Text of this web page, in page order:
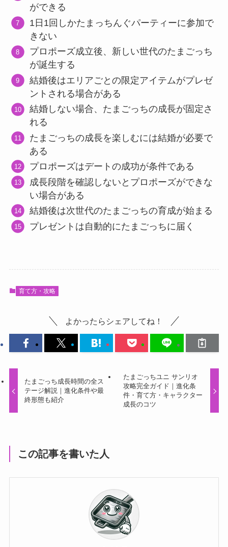
ができる
1日1回しかたまっちんぐパーティーに参加で
きない
プロポーズ成立後、新しい世代のたまごっち
が誕生する
結婚後はエリアごとの限定アイテムがプレゼ
ントされる場合がある
結婚しない場合、たまごっちの成長が固定さ
れる
たまごっちの成長を楽しむには結婚が必要で
ある
プロポーズはデートの成功が条件である
成長段階を確認しないとプロポーズができな
い場合がある
結婚後は次世代のたまごっちの育成が始まる
プレゼントは自動的にたまごっちに届く
育て方・攻略
よかったらシェアしてね！
たまごっち成長時間の全ス
テージ解説｜進化条件や最
終形態も紹介
たまごっちユニ サンリオ
攻略完全ガイド｜進化条
件・育て方・キャラクター
成長のコツ
この記事を書いた人